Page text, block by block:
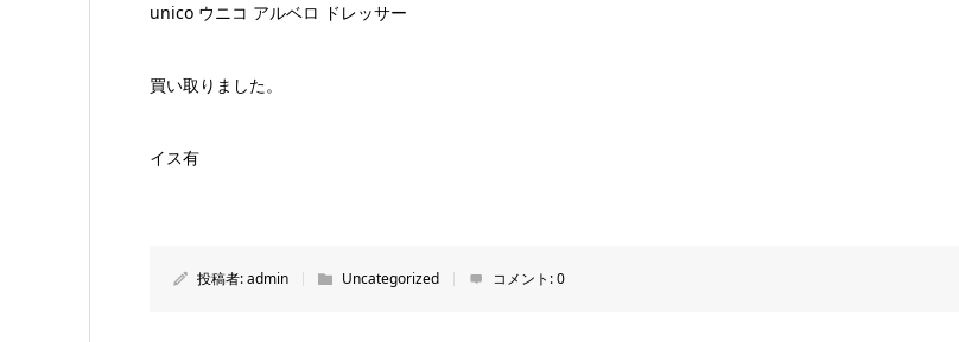
unico ウニコ アルベロ ドレッサー
買い取りました。
イス有
投稿者:admin Uncategorized コメント:0